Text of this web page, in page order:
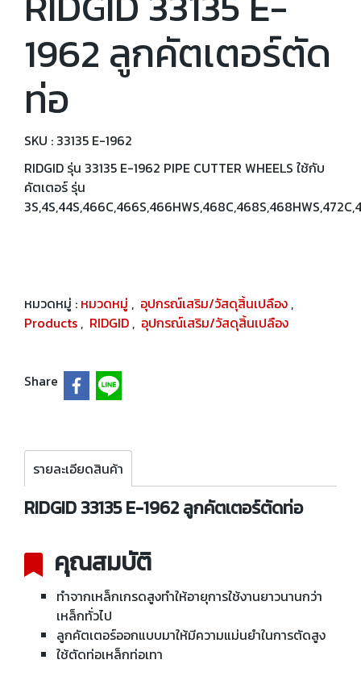
1962 ลูกคัตเตอร์ตัด
ท่อ
SKU : 33135 E-1962
RIDGID รุ่น 33135 E-1962 PIPE CUTTER WHEELS ใช้กับ
คัตเตอร์ รุ่น
หมวดหมู่ : หมวดหมู่ , อุปกรณ์เสริม/วัสดุสิ้นเปลือง ,
Products , RIDGID , อุปกรณ์เสริม/วัสดุสิ้นเปลือง
Share
รายละเอียดสินค้า
RIDGID 33135 E-1962 ลูกคัตเตอร์ตัดท่อ
คุณสมบัติ
ทำจากเหล็กเกรดสูงทำให้อายุการใช้งานยาวนานกว่า
เหล็กทั่วไป
ลูกคัตเตอร์ออกแบบมาให้มีความแม่นยำในการตัดสูง
ใช้ตัดท่อเหล็กท่อเทา